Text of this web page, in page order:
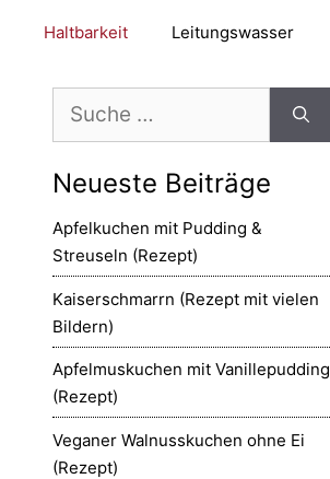
Haltbarkeit Leitungswasser
nach:
Neueste Beiträge
Apfelkuchen mit Pudding &
Streuseln (Rezept)
Kaiserschmarrn (Rezept mit vielen
Bildern)
Apfelmuskuchen mit Vanillepudding
(Rezept)
Veganer Walnusskuchen ohne Ei
(Rezept)